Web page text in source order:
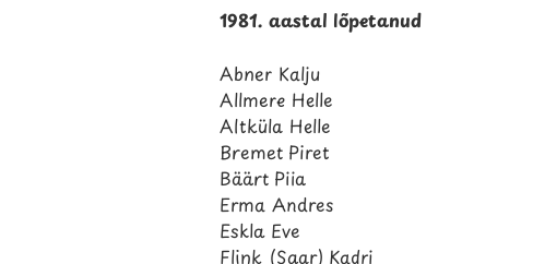
1981. aastal lõpetanud
Abner Kalju
Allmere Helle
Altküla Helle
Bremet Piret
Bäärt Piia
Erma Andres
Eskla Eve
Flink (Saar) Kadri